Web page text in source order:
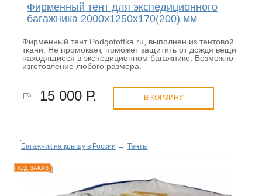
Фирменный тент для экспедиционного
багажника 2000х1250х170(200) мм
Фирменный тент Podgotoffka.ru, выполнен из тентовой
ткани. Не промокает, поможет защитить от дождя вещи
находящиеся в экспедиционном багажнике. Возможно
изготовление любого размера.
15 000 Р. В КОРЗИНУ
Багажник на крышу в России → Тенты
ПОД ЗАКАЗ